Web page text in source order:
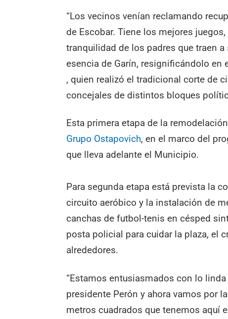
“Los vecinos venían reclamando
de Escobar. Tiene los mejores
tranquilidad de los padres que traen
esencia de Garín, resignificándolo en
, quien realizó el tradicional corte de
concejales de distintos bloques
Esta primera etapa de la
Grupo Ostapovich, en el marco del
que lleva adelante el Municipio.
Para segunda etapa está prevista la
circuito aeróbico y la instalación de
canchas de futbol-tenis en césped
posta policial para cuidar la plaza, el
alrededores.
“Estamos entusiasmados con lo
presidente Perón y ahora vamos por
metros cuadrados que tenemos aquí